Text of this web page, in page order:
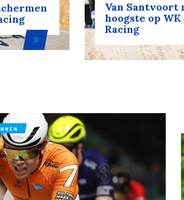
Van Santvoort
hoogste op WK
Racing